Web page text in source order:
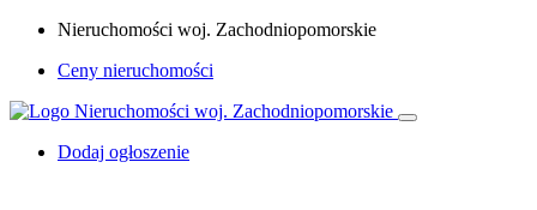
Nieruchomości woj. Zachodniopomorskie
Ceny nieruchomości
Dodaj ogłoszenie